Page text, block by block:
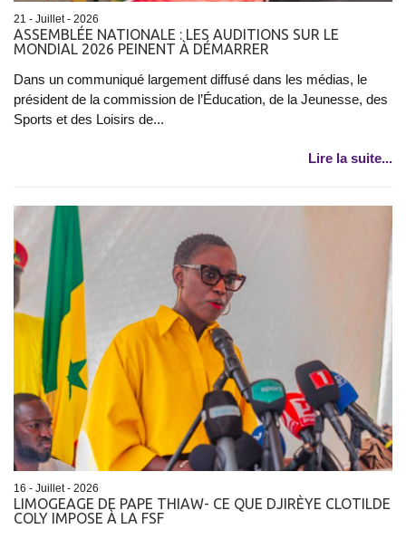
21 - Juillet - 2026
ASSEMBLÉE NATIONALE : LES AUDITIONS SUR LE
MONDIAL 2026 PEINENT À DÉMARRER
Dans un communiqué largement diffusé dans les médias, le
président de la commission de l’Éducation, de la Jeunesse, des
Sports et des Loisirs de...
Lire la suite...
16 - Juillet - 2026
LIMOGEAGE DE PAPE THIAW- CE QUE DJIRÈYE CLOTILDE
COLY IMPOSE À LA FSF